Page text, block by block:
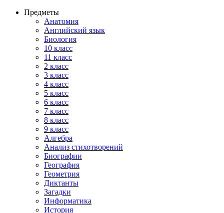
Предметы
Анатомия
Английский язык
Биология
10 класс
11 класс
2 класс
3 класс
4 класс
5 класс
6 класс
7 класс
8 класс
9 класс
Алгебра
Анализ стихотворений
Биографии
География
Геометрия
Диктанты
Загадки
Информатика
История